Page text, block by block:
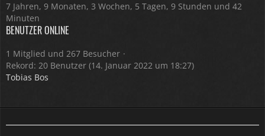
7 Jahren, 9 Monaten, 3 Wochen, 5 Tagen, 9 Stunden und 42
Minuten
BENUTZER ONLINE
1 Mitglied und 267 Besucher
Rekord: 20 Benutzer (14. Januar 2022 um 18:27)
Tobias Bos